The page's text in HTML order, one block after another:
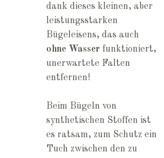
dank dieses kleinen, aber
leistungsstarken
Bügeleisens, das auch
ohne Wasser funktioniert,
unerwartete Falten
entfernen!
Beim Bügeln von
synthetischen Stoffen ist
es ratsam, zum Schutz ein
Tuch zwischen den zu